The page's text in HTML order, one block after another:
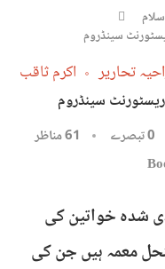
سینڈروم
تحاریر اکرم ثاقب
سینڈروم
0 تبصرے 61مناظر
شدہ خواتین کی
معمہ ہیں جن کی